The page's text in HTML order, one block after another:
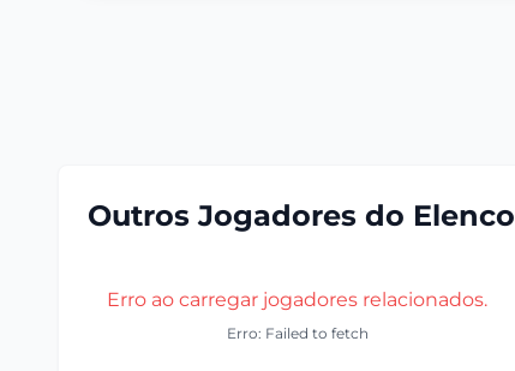
Outros Jogadores do Elenco
Erro ao carregar jogadores relacionados.
Erro: Failed to fetch